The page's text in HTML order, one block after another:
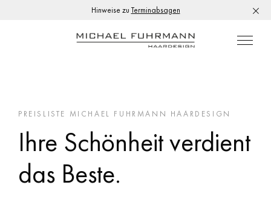
Hinweise zu Terminabsagen
PREISLISTE MICHAEL FUHRMANN HAARDESIGN
Ihre Schönheit verdient
das Beste.